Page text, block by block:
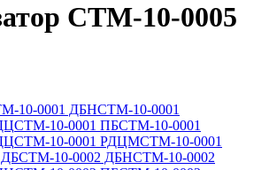
СТМ-10-0005
10-0001 ДБНСТМ-10-0001
СТМ-10-0001 ПБСТМ-10-0001
СТМ-10-0001 РДЦМСТМ-10-0001
СТМ-10-0002 ДБНСТМ-10-0002